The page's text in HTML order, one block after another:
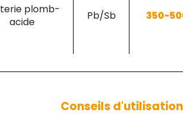
plomb-
acide
Pb/Sb 350-
Conseils d'utilisation